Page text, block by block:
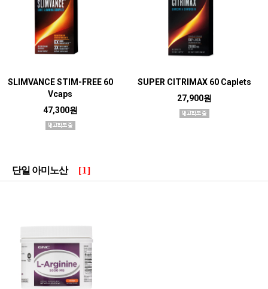
SLIMVANCE STIM-FREE 60
Vcaps
47,300원
SUPER CITRIMAX 60 Caplets
27,900원
단일 아미노산 [1]